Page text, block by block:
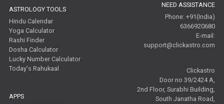
ASTROLOGY TOOLS
Hindu Calendar
Yoga Calculator
Rashi Finder
Dosha Calculator
Lucky Number Calculator
Today's Rahukaal
APPS
NEED ASSISTANCE
Phone: +91(India)
6366920680
E-mail:
support@clickastro.com
Clickastro
Door no 39/2424 A,
2nd Floor, Surabhi Building,
South Janatha Road,